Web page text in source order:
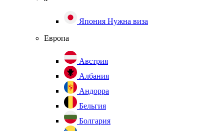
Япония Нужна виза
Европа
Австрия
Албания
Андорра
Бельгия
Болгария